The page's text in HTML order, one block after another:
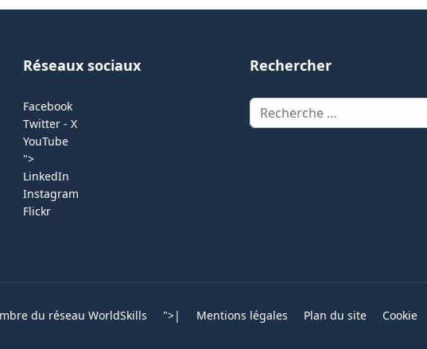
Réseaux sociaux
Facebook
Twitter - X
YouTube
">
LinkedIn
Instagram
Flickr
Rechercher
Rechercher
du réseau WorldSkills ">| Mentions légales Plan du site
Cookie